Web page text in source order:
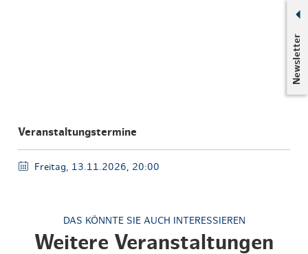
Newsletter
Veranstaltungstermine
Freitag, 13.11.2026, 20:00
DAS KÖNNTE SIE AUCH INTERESSIEREN
Weitere Veranstaltungen